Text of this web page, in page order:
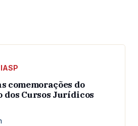
comemorações do
Cursos Jurídicos